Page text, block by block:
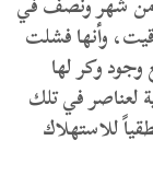
وأنها فشلت
وكر لها
لعناصر في تلك
للاستهلاك